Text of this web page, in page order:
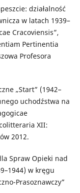
działalność
w latach 1939–
Cracoviensis”,
Pertinentia
Profesora
„Start” (1942–
uchodźstwa na
XII:
2012.
Spraw Opieki nad
w kręgu
Prasoznawczy”